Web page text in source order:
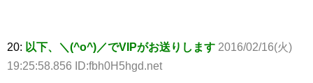
20: 以下、＼(^o^)／でVIPがお送りします 2016/02/16(火)
19:25:58.856 ID:fbh0H5hgd.net